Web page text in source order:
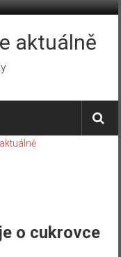
aktuálně
o cukrovce